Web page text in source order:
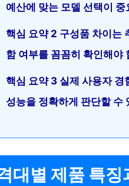
예산에 맞는 모델 선택이 중
핵심 요약 2 구성품 차이는
함 여부를 꼼꼼히 확인해야
핵심 요약 3 실제 사용자 경
성능을 정확하게 판단할 수
대별 제품 특징